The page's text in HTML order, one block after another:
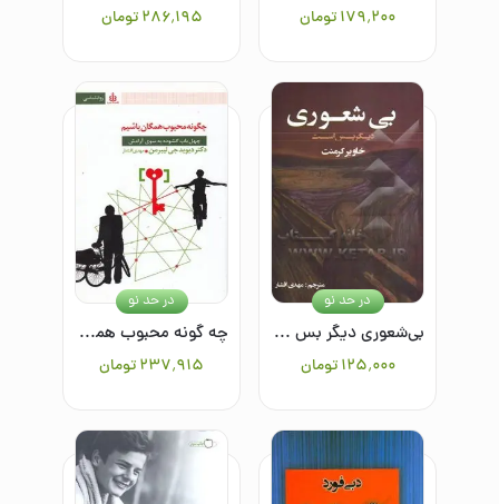
۱۷۹٬۲۰۰تومان ۲۸۶٬۱۹۵تومان
بی‌شعوری دیگر بس است
۱۲۵٬۰۰۰ تومان
در حد نو
چه گونه محبوب همگان باشیم
۲۳۷٬۹۱۵تومان
در حد نو